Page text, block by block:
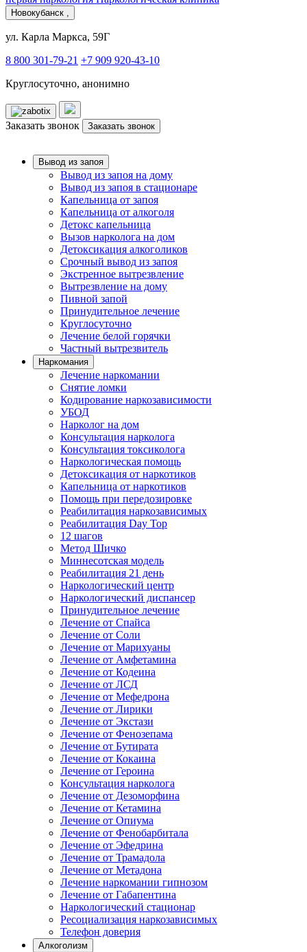
Новокубанск ,
ул. Карла Маркса, 59Г
8 800 301-79-21 +7 909 920-43-10
Круглосуточно, анонимно
Заказать звонок Заказать звонок
Вывод из запоя
Вывод из запоя на дому
Вывод из запоя в стационаре
Капельница от запоя
Капельница от алкоголя
Детокс капельница
Вызов нарколога на дом
Детоксикация алкоголиков
Срочный вывод из запоя
Экстренное вытрезвление
Вытрезвление на дому
Пивной запой
Принудительное лечение
Круглосуточно
Лечение белой горячки
Частный вытрезвитель
Наркомания
Лечение наркомании
Снятие ломки
Кодирование наркозависимости
УБОД
Нарколог на дом
Консультация нарколога
Консультация токсиколога
Наркологическая помощь
Детоксикация от наркотиков
Капельница от наркотиков
Помощь при передозировке
Реабилитация наркозависимых
Реабилитация Day Top
12 шагов
Метод Шичко
Миннесотская модель
Реабилитация 21 день
Наркологический центр
Наркологический диспансер
Принудительное лечение
Лечение от Спайса
Лечение от Соли
Лечение от Марихуаны
Лечение от Амфетамина
Лечение от Кодеина
Лечение от ЛСД
Лечение от Мефедрона
Лечение от Лирики
Лечение от Экстази
Лечение от Фенозепама
Лечение от Бутирата
Лечение от Кокаина
Лечение от Героина
Консультация нарколога
Лечение от Дезоморфина
Лечение от Кетамина
Лечение от Опиума
Лечение от Фенобарбитала
Лечение от Эфедрина
Лечение от Трамадола
Лечение от Метадона
Лечение наркомании гипнозом
Лечение от Габапентина
Наркологический стационар
Ресоциализация наркозависимых
Телефон доверия
Алкоголизм